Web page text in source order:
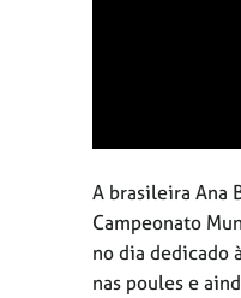
A brasileira Ana
Campeonato
no dia dedicado
nas poules e